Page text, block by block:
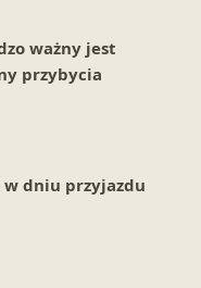
ważny jest
przybycia
w dniu przyjazdu